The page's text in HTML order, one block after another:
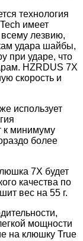
технология
имеет
лезвию,
удара шайбы,
при ударе, что
HZRDUS 7X
скорость и
использует
к минимуму
более
7X будет
качества по
вес на 55 г.
мощности
на клюшку True